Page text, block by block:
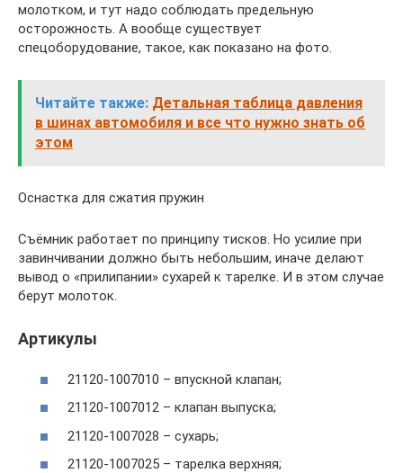
молотком, и тут надо соблюдать предельную
осторожность. А вообще существует
спецоборудование, такое, как показано на фото.
Читайте также: Детальная таблица давления
в шинах автомобиля и все что нужно знать об
этом
Оснастка для сжатия пружин
Съёмник работает по принципу тисков. Но усилие при
завинчивании должно быть небольшим, иначе делают
вывод о «прилипании» сухарей к тарелке. И в этом случае
берут молоток.
Артикулы
21120-1007010 – впускной клапан;
21120-1007012 – клапан выпуска;
21120-1007028 – сухарь;
21120-1007025 – тарелка верхняя;